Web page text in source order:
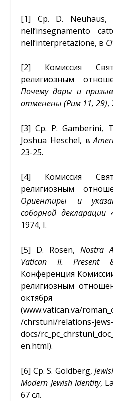
[1] Ср. D. Neuhaus,
nell’insegnamento
nell’interpretazione, в
[2] Комиссия
религиозным
Почему дары и
отменены (Рим 11, 29),
[3] Ср. P. Gamberini,
Joshua Heschel, в
23-25.
[4] Комиссия
религиозным
Ориентиры и
соборной декларации
1974, I.
[5] D. Rosen,Nostra
Vatican II. Present
Конференция
религиозным
(www.vatican.va/
/chrstuni/relations-jews-
docs/
en.html).
[6] Ср. S. Goldberg,
Modern Jewish Identity,
67 сл.